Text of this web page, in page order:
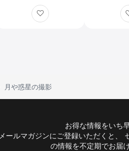
光学性能に影響なし｜
数量限定スペシャルア
月や惑星の撮影
お得な情報をいち
メールマガジンにご登録いただくと、
の情報を不定期でお届